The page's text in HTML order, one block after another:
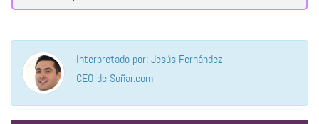
Interpretado por: Jesús Fernández
CEO de Soñar.com